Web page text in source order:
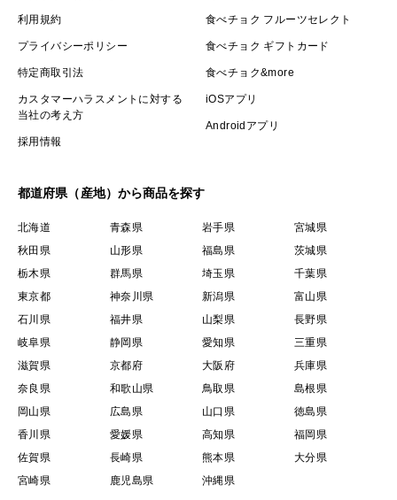
利用規約
プライバシーポリシー
特定商取引法
カスタマーハラスメントに対する
当社の考え方
採用情報
食べチョク フルーツセレクト
食べチョク ギフトカード
食べチョク&more
iOSアプリ
Androidアプリ
都道府県（産地）から商品を探す
北海道 青森県 岩手県
宮城県
秋田県
山形県 福島県
茨城県
栃木県
群馬県 埼玉県
千葉県
東京都
神奈川県 新潟県
富山県
石川県
福井県 山梨県
長野県
岐阜県
静岡県 愛知県
三重県
滋賀県
京都府 大阪府
兵庫県
奈良県
和歌山県 鳥取県
島根県
岡山県
広島県 山口県
徳島県
香川県
愛媛県 高知県
福岡県
佐賀県
長崎県 熊本県
大分県
宮崎県
鹿児島県 沖縄県